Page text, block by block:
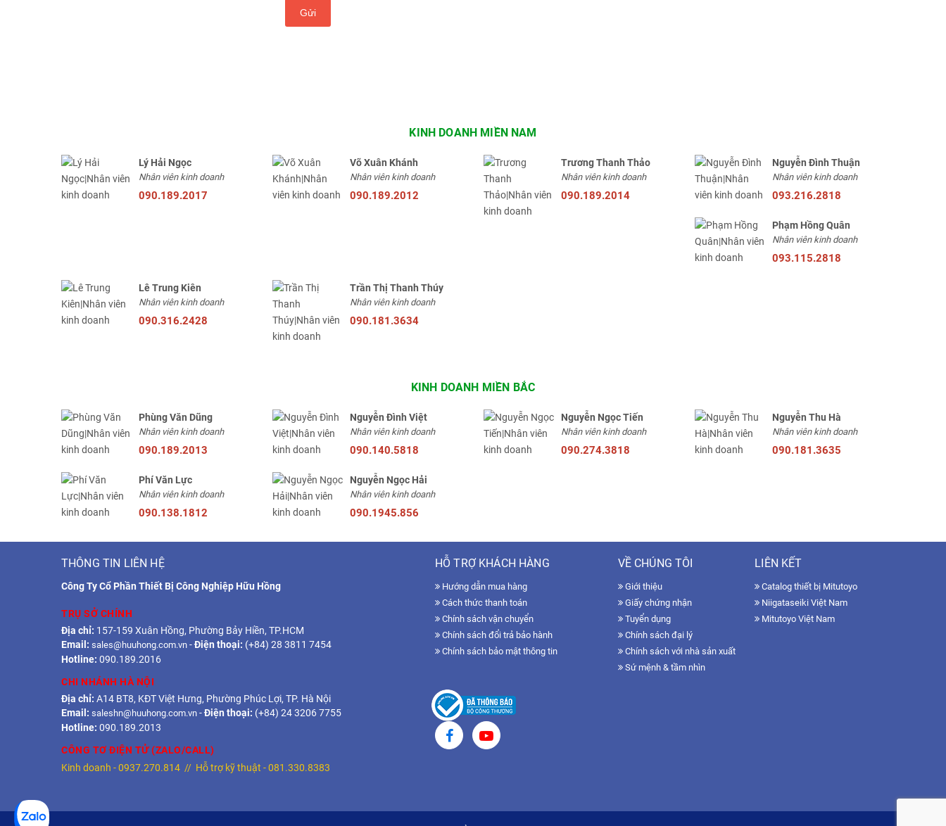
Gửi
KINH DOANH MIỀN NAM
Lý Hải Ngọc
Nhân viên kinh doanh
090.189.2017
Võ Xuân Khánh
Nhân viên kinh doanh
090.189.2012
Trương Thanh Thảo
Nhân viên kinh doanh
090.189.2014
Nguyễn Đình Thuận
Nhân viên kinh doanh
093.216.2818
Phạm Hồng Quân
Nhân viên kinh doanh
093.115.2818
Lê Trung Kiên
Nhân viên kinh doanh
090.316.2428
Trần Thị Thanh Thúy
Nhân viên kinh doanh
090.181.3634
KINH DOANH MIỀN BẮC
Phùng Văn Dũng
Nhân viên kinh doanh
090.189.2013
Nguyễn Đình Việt
Nhân viên kinh doanh
090.140.5818
Nguyễn Ngọc Tiến
Nhân viên kinh doanh
090.274.3818
Nguyễn Thu Hà
Nhân viên kinh doanh
090.181.3635
Phí Văn Lực
Nhân viên kinh doanh
090.138.1812
Nguyễn Ngọc Hải
Nhân viên kinh doanh
090.1945.856
THÔNG TIN LIÊN HỆ
Công Ty Cổ Phần Thiết Bị Công Nghiệp Hữu Hồng
TRỤ SỞ CHÍNH
Địa chỉ: 157-159 Xuân Hồng, Phường Bảy Hiền, TP.HCM
Email: sales@huuhong.com.vn -Điện thoại: (+84) 28 3811 7454
Hotline: 090.189.2016
CHI NHÁNH HÀ NỘI
Địa chỉ: A14 BT8, KĐT Việt Hưng, Phường Phúc Lợi, TP. Hà Nội
Email: saleshn@huuhong.com.vn -Điện thoại: (+84) 24 3206 7755
Hotline: 090.189.2013
CÔNG TƠ ĐIỆN TỬ (ZALO/CALL)
Kinh doanh -0937.270.814 // Hỗ trợ kỹ thuật -081.330.8383
HỖ TRỢ KHÁCH HÀNG
Hướng dẫn mua hàng
Cách thức thanh toán
Chính sách vận chuyển
Chính sách đổi trả bảo hành
Chính sách bảo mật thông tin
VỀ CHÚNG TÔI
Giới thiệu
Giấy chứng nhận
Tuyển dụng
Chính sách đại lý
Chính sách với nhà sản xuất
Sứ mệnh & tầm nhìn
LIÊN KẾT
Catalog thiết bị Mitutoyo
Niigataseiki Việt Nam
Mitutoyo Việt Nam